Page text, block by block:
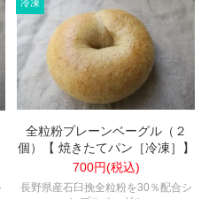
全粒粉プレーンベーグル（２
個）【 焼きたてパン［冷凍］】
700円(税込)
長野県産石臼挽全粒粉を30％配合シ